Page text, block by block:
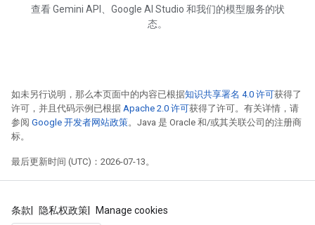
查看 Gemini API、Google AI Studio 和我们的模型服务的状
态。
如未另行说明，那么本页面中的内容已根据知识共享署名 4.0 许可获得了
许可，并且代码示例已根据 Apache 2.0 许可获得了许可。有关详情，请
参阅 Google 开发者网站政策。Java 是 Oracle 和/或其关联公司的注册商
标。
最后更新时间 (UTC)：2026-07-13。
条款 隐私权政策 Manage cookies